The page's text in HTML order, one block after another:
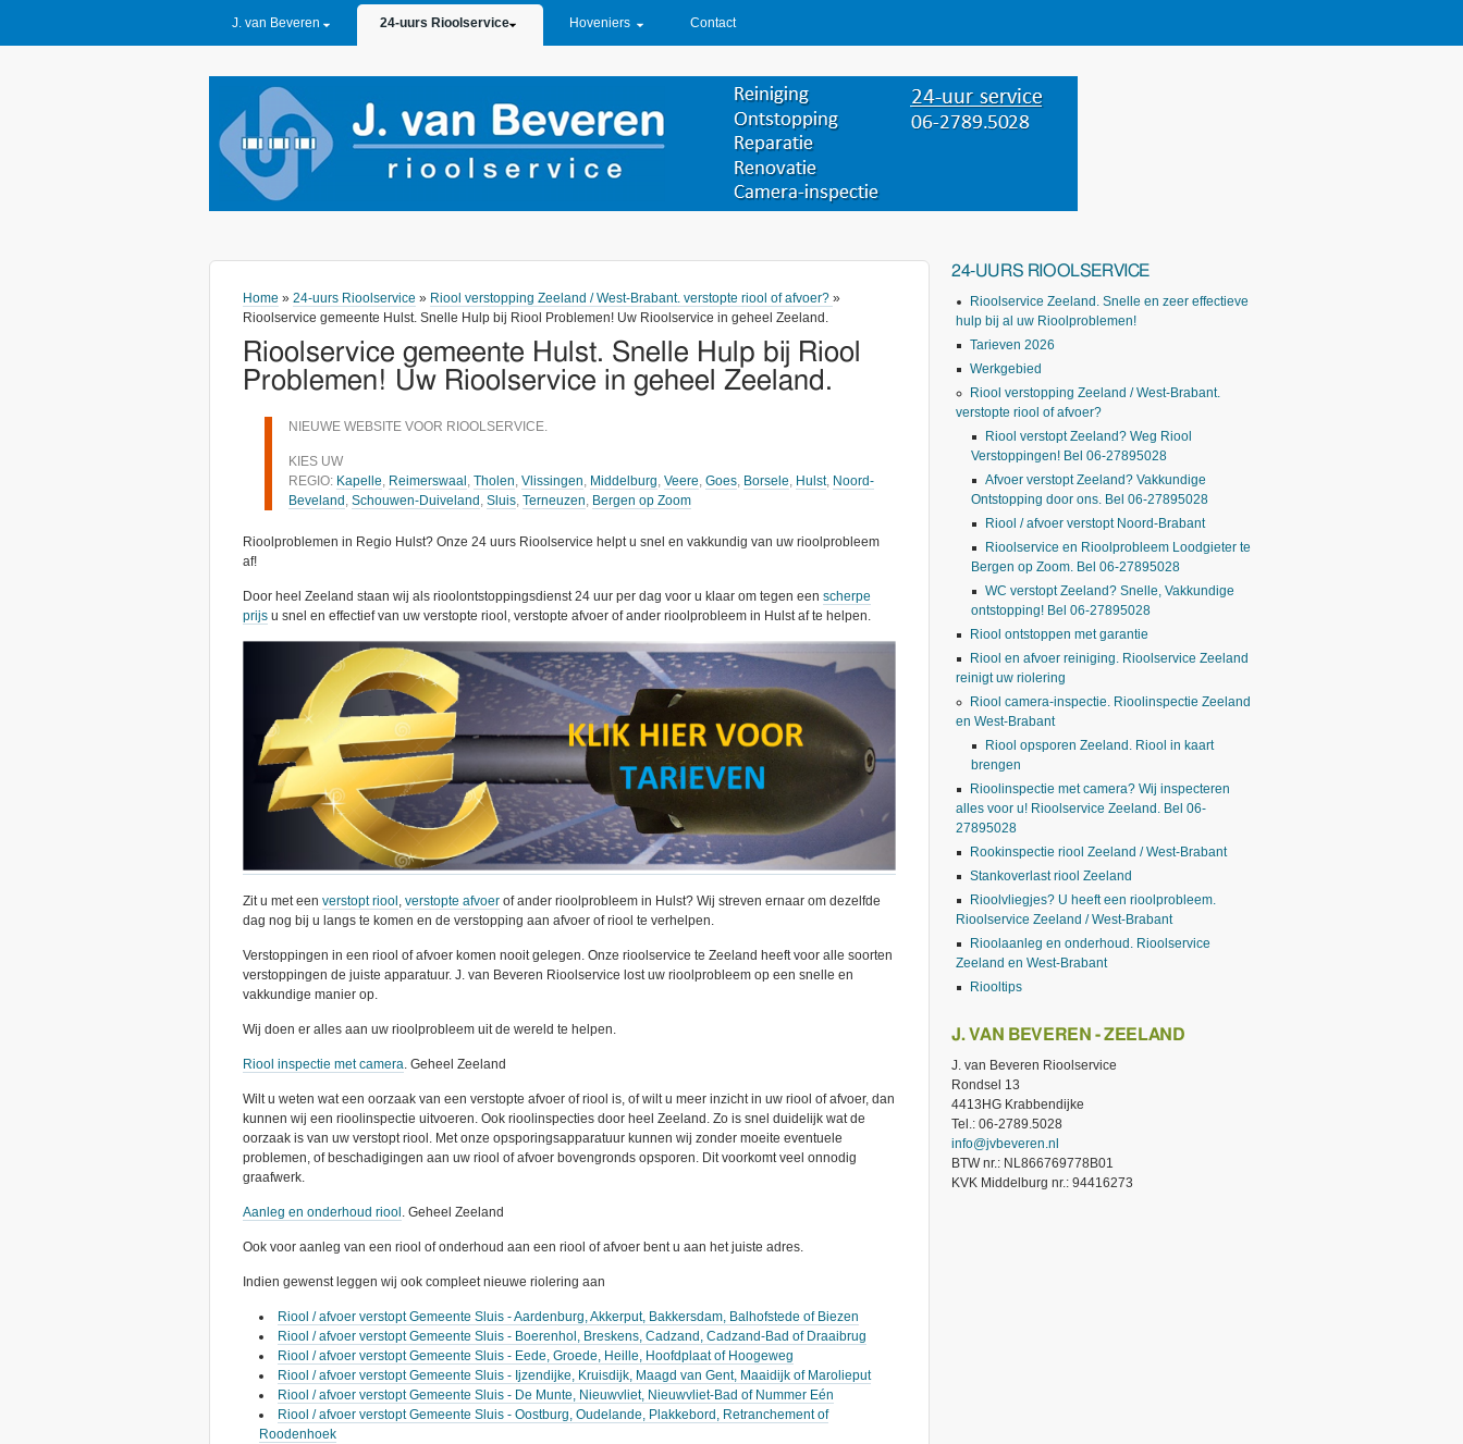
J. van Beveren 24-uurs Rioolservice Hoveniers Contact
Home » 24-uurs Rioolservice » Riool verstopping Zeeland / West-Brabant. verstopte riool of afvoer? »
Rioolservice gemeente Hulst. Snelle Hulp bij Riool Problemen! Uw Rioolservice in geheel Zeeland.
Rioolservice gemeente Hulst. Snelle Hulp bij Riool
Problemen! Uw Rioolservice in geheel Zeeland.
NIEUWE WEBSITE VOOR RIOOLSERVICE.
KIES UW
REGIO: Kapelle, Reimerswaal , Tholen, Vlissingen, Middelburg, Veere, Goes, Borsele, Hulst, Noord-
Beveland , Schouwen-Duiveland , Sluis, Terneuzen, Bergen op Zoom
Rioolproblemen in Regio Hulst? Onze 24 uurs Rioolservice helpt u snel en vakkundig van uw rioolprobleem
af!
Door heel Zeeland staan wij als rioolontstoppingsdienst 24 uur per dag voor u klaar om tegen een scherpe
prijs u snel en effectief van uw verstopte riool, verstopte afvoer of ander rioolprobleem in Hulst af te helpen.
Zit u met een verstopt riool , verstopte afvoer of ander rioolprobleem in Hulst? Wij streven ernaar om dezelfde
dag nog bij u langs te komen en de verstopping aan afvoer of riool te verhelpen.
Verstoppingen in een riool of afvoer komen nooit gelegen. Onze rioolservice te Zeeland heeft voor alle soorten
verstoppingen de juiste apparatuur. J. van Beveren Rioolservice lost uw rioolprobleem op een snelle en
vakkundige manier op.
Wij doen er alles aan uw rioolprobleem uit de wereld te helpen.
Riool inspectie met camera. Geheel Zeeland
Wilt u weten wat een oorzaak van een verstopte afvoer of riool is, of wilt u meer inzicht in uw riool of afvoer, dan
kunnen wij een rioolinspectie uitvoeren. Ook rioolinspecties door heel Zeeland. Zo is snel duidelijk wat de
oorzaak is van uw verstopt riool. Met onze opsporingsapparatuur kunnen wij zonder moeite eventuele
problemen, of beschadigingen aan uw riool of afvoer bovengronds opsporen. Dit voorkomt veel onnodig
graafwerk.
Aanleg en onderhoud riool . Geheel Zeeland
Ook voor aanleg van een riool of onderhoud aan een riool of afvoer bent u aan het juiste adres.
Indien gewenst leggen wij ook compleet nieuwe riolering aan
Riool / afvoer verstopt Gemeente Sluis - Aardenburg, Akkerput, Bakkersdam, Balhofstede of Biezen
Riool / afvoer verstopt Gemeente Sluis - Boerenhol, Breskens, Cadzand, Cadzand-Bad of Draaibrug
Riool / afvoer verstopt Gemeente Sluis - Eede, Groede, Heille, Hoofdplaat of Hoogeweg
Riool / afvoer verstopt Gemeente Sluis - Ijzendijke, Kruisdijk, Maagd van Gent, Maaidijk of Marolieput
Riool / afvoer verstopt Gemeente Sluis - De Munte, Nieuwvliet, Nieuwvliet-Bad of Nummer Eén
Riool / afvoer verstopt Gemeente Sluis - Oostburg, Oudelande, Plakkebord, Retranchement of
Roodenhoek
24-UURS RIOOLSERVICE
Rioolservice Zeeland. Snelle en zeer effectieve
hulp bij al uw Rioolproblemen!
Tarieven 2026
Werkgebied
Riool verstopping Zeeland / West-Brabant.
verstopte riool of afvoer?
Riool verstopt Zeeland? Weg Riool
Verstoppingen! Bel 06-27895028
Afvoer verstopt Zeeland? Vakkundige
Ontstopping door ons. Bel 06-27895028
Riool / afvoer verstopt Noord-Brabant
Rioolservice en Rioolprobleem Loodgieter te
Bergen op Zoom. Bel 06-27895028
WC verstopt Zeeland? Snelle, Vakkundige
ontstopping! Bel 06-27895028
Riool ontstoppen met garantie
Riool en afvoer reiniging. Rioolservice Zeeland
reinigt uw riolering
Riool camera-inspectie. Rioolinspectie Zeeland
en West-Brabant
Riool opsporen Zeeland. Riool in kaart
brengen
Rioolinspectie met camera? Wij inspecteren
alles voor u! Rioolservice Zeeland. Bel 06-
27895028
Rookinspectie riool Zeeland / West-Brabant
Stankoverlast riool Zeeland
Rioolvliegjes? U heeft een rioolprobleem.
Rioolservice Zeeland / West-Brabant
Rioolaanleg en onderhoud. Rioolservice
Zeeland en West-Brabant
Riooltips
J. VAN BEVEREN - ZEELAND
J. van Beveren Rioolservice
Rondsel 13
4413HG Krabbendijke
Tel.: 06-2789.5028
info@jvbeveren.nl
BTW nr.: NL866769778B01
KVK Middelburg nr.: 94416273